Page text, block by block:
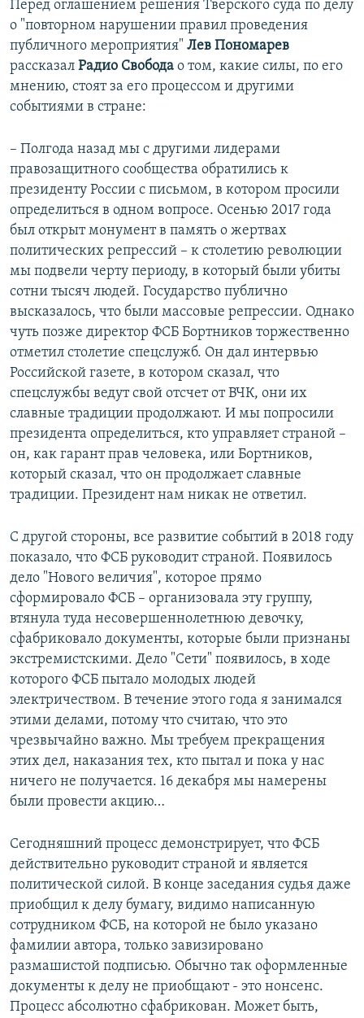
Перед оглашением решения Тверского суда по делу
о "повторном нарушении правил проведения
публичного мероприятия" Лев Пономарев
рассказал Радио Свобода о том, какие силы, по его
мнению, стоят за его процессом и другими
событиями в стране:
– Полгода назад мы с другими лидерами
правозащитного сообщества обратились к
президенту России с письмом, в котором просили
определиться в одном вопросе. Осенью 2017 года
был открыт монумент в память о жертвах
политических репрессий – к столетию революции
мы подвели черту периоду, в который были убиты
сотни тысяч людей. Государство публично
высказалось, что были массовые репрессии. Однако
чуть позже директор ФСБ Бортников торжественно
отметил столетие спецслужб. Он дал интервью
Российской газете, в котором сказал, что
спецслужбы ведут свой отсчет от ВЧК, они их
славные традиции продолжают. И мы попросили
президента определиться, кто управляет страной –
он, как гарант прав человека, или Бортников,
который сказал, что он продолжает славные
традиции. Президент нам никак не ответил.
С другой стороны, все развитие событий в 2018 году
показало, что ФСБ руководит страной. Появилось
дело "Нового величия", которое прямо
сформировало ФСБ – организовала эту группу,
втянула туда несовершеннолетнюю девочку,
сфабриковало документы, которые были признаны
экстремистскими. Дело "Сети" появилось, в ходе
которого ФСБ пытало молодых людей
электричеством. В течение этого года я занимался
этими делами, потому что считаю, что это
чрезвычайно важно. Мы требуем прекращения
этих дел, наказания тех, кто пытал и пока у нас
ничего не получается. 16 декабря мы намерены
были провести акцию…
Сегодняшний процесс демонстрирует, что ФСБ
действительно руководит страной и является
политической силой. В конце заседания судья даже
приобщил к делу бумагу, видимо написанную
сотрудником ФСБ, на которой не было указано
фамилии автора, только завизировано
размашистой подписью. Обычно так оформленные
документы к делу не приобщают - это нонсенс.
Процесс абсолютно сфабрикован. Может быть,